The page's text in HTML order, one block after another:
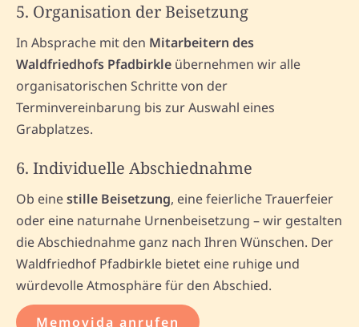
5. Organisation der Beisetzung
In Absprache mit den Mitarbeitern des
Waldfriedhofs Pfadbirkle übernehmen wir alle
organisatorischen Schritte von der
Terminvereinbarung bis zur Auswahl eines
Grabplatzes.
6. Individuelle Abschiednahme
Ob einestille Beisetzung, eine feierliche Trauerfeier
oder eine naturnahe Urnenbeisetzung – wir gestalten
die Abschiednahme ganz nach Ihren Wünschen. Der
Waldfriedhof Pfadbirkle bietet eine ruhige und
würdevolle Atmosphäre für den Abschied.
Memovida anrufen